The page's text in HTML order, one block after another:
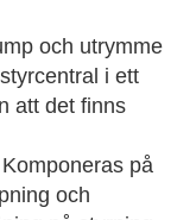
och utrymme
i ett
att det finns
på
och